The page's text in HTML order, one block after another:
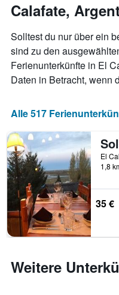
Aufenthaltsdatum
rückt.
Diagramm
hat
1
X-
Achse,
die
der
Tage
vor
dem
Aufenthalt
anzeigt
Das
Diagramm
hat
1
die
Calafate,
Solltest du nur über ein
sind zu den
Ferienunterkünfte in El
Daten in Betracht, wenn
Alle 517
1,8
35 €
Weitere